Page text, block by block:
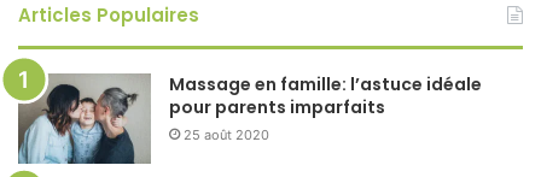
Articles Populaires
Massage en famille: l’astuce idéale
pour parents imparfaits
25 août 2020